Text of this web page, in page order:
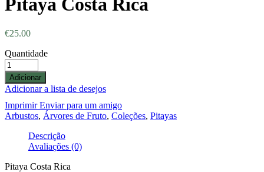
Pitaya Costa Rica
€25.00
Quantidade
Adicionar
Adicionar a lista de desejos
ImprimirEnviar para um amigo
Arbustos, Árvores de Fruto, Coleções, Pitayas
Descrição
Avaliações (0)
Pitaya Costa Rica